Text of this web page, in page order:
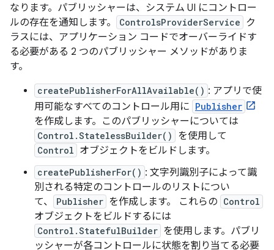
なります。パブリッシャーは、システム UI にコントロー
ルの存在を通知します。
ControlsProviderService
ク
ラスには、アプリケーション コードでオーバーライドす
る必要がある 2 つのパブリッシャー メソッドがありま
す。
createPublisherForAllAvailable() : アプリで使
用可能なすべてのコントロール用に Publisher
を作成します。このパブリッシャーについては
Control.StatelessBuilder() を使用して
Control オブジェクトをビルドします。
createPublisherFor() : 文字列識別子によって識
別される特定のコントロールのリストについ
て、
Publisher を作成します。 これらの Control
オブジェクトをビルドするには
Control.StatefulBuilder を使用します。パブリ
ッシャーが各コントロールに状態を割り当てる必要